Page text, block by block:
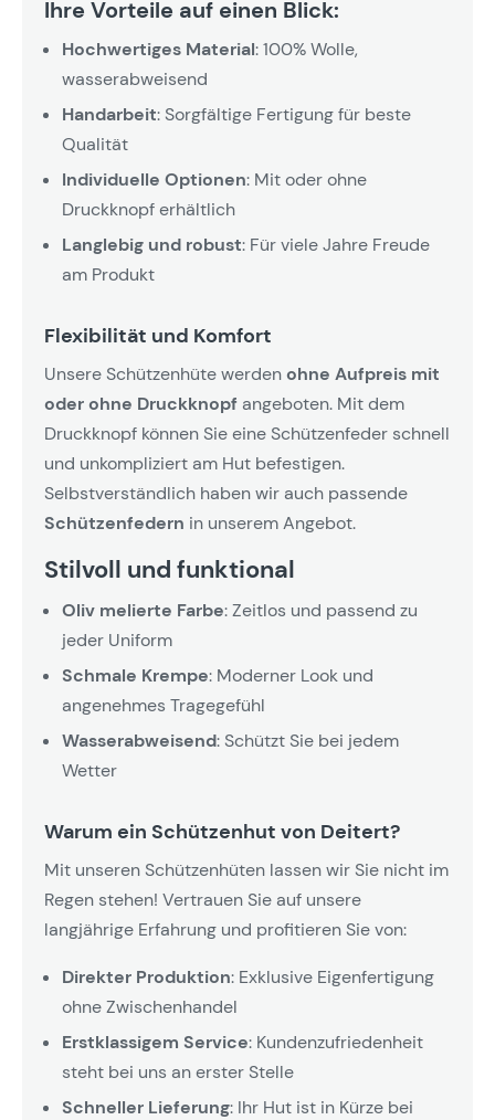
Ihre Vorteile auf einen Blick:
Hochwertiges Material: 100% Wolle,
wasserabweisend
Handarbeit: Sorgfältige Fertigung für beste
Qualität
Individuelle Optionen: Mit oder ohne
Druckknopf erhältlich
Langlebig und robust: Für viele Jahre Freude
am Produkt
Flexibilität und Komfort
Unsere Schützenhüte werdenohne Aufpreis mit
oder ohne Druckknopfangeboten. Mit dem
Druckknopf können Sie eine Schützenfeder schnell
und unkompliziert am Hut befestigen.
Selbstverständlich haben wir auch passende
Schützenfedern in unserem Angebot.
Stilvoll und funktional
Oliv melierte Farbe: Zeitlos und passend zu
jeder Uniform
Schmale Krempe: Moderner Look und
angenehmes Tragegefühl
Wasserabweisend: Schützt Sie bei jedem
Wetter
Warum ein Schützenhut von Deitert?
Mit unseren Schützenhüten lassen wir Sie nicht im
Regen stehen! Vertrauen Sie auf unsere
langjährige Erfahrung und profitieren Sie von:
Direkter Produktion: Exklusive Eigenfertigung
ohne Zwischenhandel
Erstklassigem Service: Kundenzufriedenheit
steht bei uns an erster Stelle
Schneller Lieferung: Ihr Hut ist in Kürze bei